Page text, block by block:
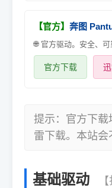
【官方】 奔图
🌐 官方驱动。安全、
官方下载
提示：官方下
雷下载。本站
基础驱动